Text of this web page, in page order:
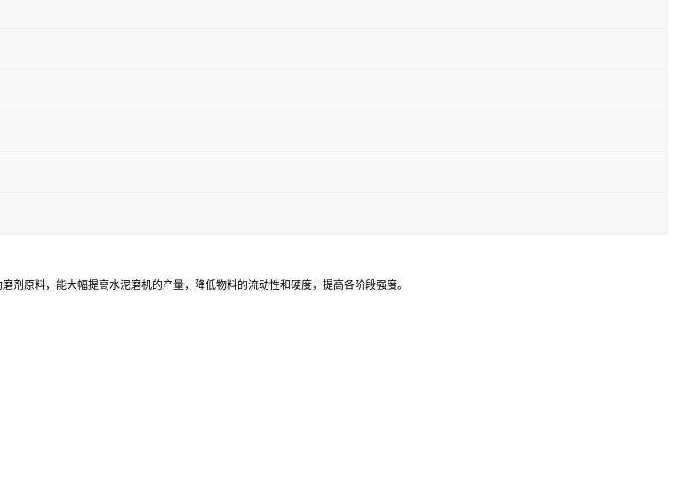
原料，能大幅提高水泥磨机的产量，降低物料的流动性和硬度，提高各阶段强度。